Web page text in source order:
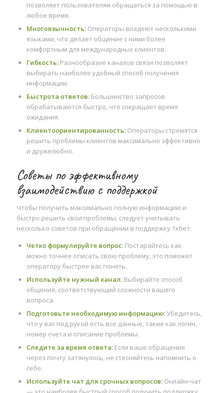
позволяет пользователям обращаться за помощью в
любое время.
Многоязычность:Операторы владеют несколькими
языками, что делает общение с ними более
комфортным для международных клиентов.
Гибкость:Разнообразие каналов связи позволяет
выбирать наиболее удобный способ получения
информации.
Быстрота ответов:Большинство запросов
обрабатываются быстро, что сокращает время
ожидания.
Клиентоориентированность:Операторы стремятся
решить проблемы клиентов максимально эффективно
и дружелюбно.
Советы по эффективному
взаимодействию с поддержкой
Чтобы получить максимально полную информацию и
быстро решить свои проблемы, следует учитывать
несколько советов при обращении в поддержку 1хбет:
Четко формулируйте вопрос:Постарайтесь как
можно точнее описать свою проблему, это поможет
оператору быстрее вас понять.
Используйте нужный канал:Выбирайте способ
общения, соответствующий сложности вашего
вопроса.
Подготовьте необходимую информацию:Убедитесь,
что у вас под рукой есть все данные, такие как логин,
номер счета и описание проблемы.
Следите за время ответа:Если ваше обращение
через почту затянулось, не стесняйтесь напомнить о
себе.
Используйте чат для срочных вопросов:Онлайн-чат